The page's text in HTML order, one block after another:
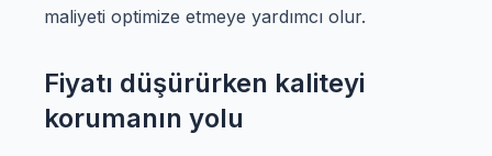
maliyeti optimize etmeye yardımcı olur.
Fiyatı düşürürken kaliteyi
korumanın yolu